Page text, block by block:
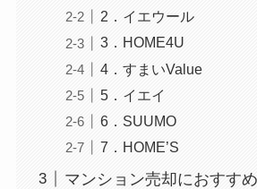
2．イエウール
3．HOME4U
4．すまいValue
5．イエイ
6．SUUMO
7．HOME’S
マンション売却におすす